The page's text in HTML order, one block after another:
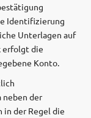
Identifizierung
Unterlagen auf
erfolgt die
Konto.
neben der
in der Regel die